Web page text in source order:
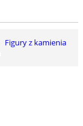
Figury z kamienia